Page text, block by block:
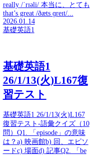
really /ˈrɪəli/ 本当に、とても
that’s great /ðæts ɡreɪt/...
2026.01.14
基礎英語1
基礎英語1
26/1/13(火)L167復
習テスト
基礎英語1 26/1/13(火)L167
復習テスト-語彙クイズ（10
問）Q1. 「episode」の意味
は？a) 映画館b) 回、エピソ
ードc) 場面d) 記事Q2. 「be